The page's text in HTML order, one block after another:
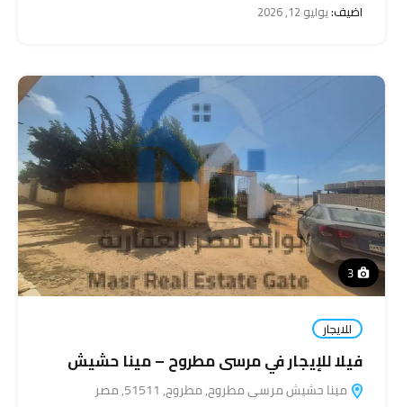
اضيف:يوليو 12, 2026
3
للايجار
فيلا للإيجار في مرسى مطروح – مينا حشيش
مينا حشيش مرسى مطروح, مطروح, 51511, مصر